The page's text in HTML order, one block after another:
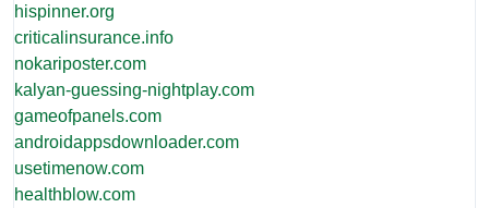
hispinner.org
criticalinsurance.info
nokariposter.com
kalyan-guessing-nightplay.com
gameofpanels.com
androidappsdownloader.com
usetimenow.com
healthblow.com